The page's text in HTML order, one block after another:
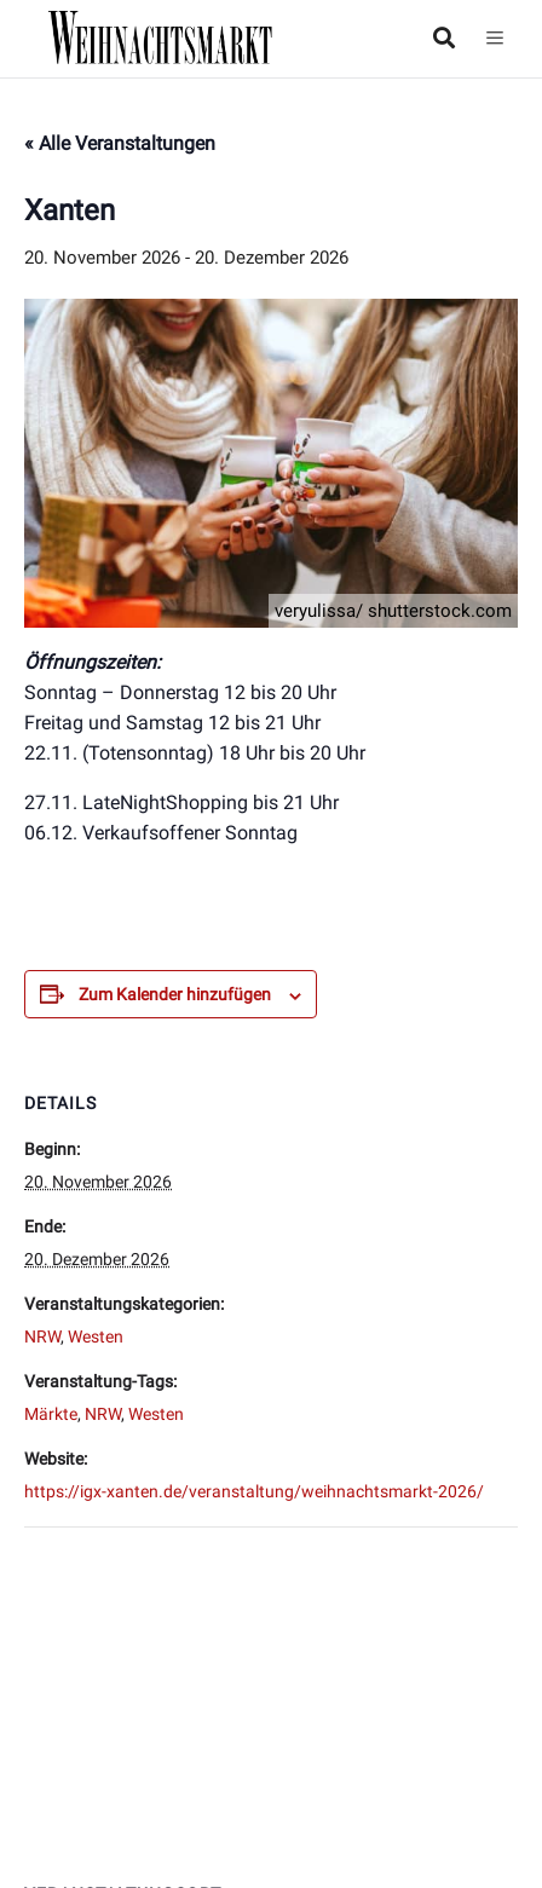
« Alle Veranstaltungen
Xanten
20. November 2026 - 20. Dezember 2026
veryulissa/ shutterstock.com
Öffnungszeiten:
Sonntag – Donnerstag 12 bis 20 Uhr
Freitag und Samstag 12 bis 21 Uhr
22.11. (Totensonntag) 18 Uhr bis 20 Uhr
27.11. LateNightShopping bis 21 Uhr
06.12. Verkaufsoffener Sonntag
Zum Kalender hinzufügen
DETAILS
Beginn:
20. November 2026
Ende:
20. Dezember 2026
Veranstaltungskategorien:
NRW, Westen
Veranstaltung-Tags:
Märkte, NRW, Westen
Website:
https://igx-xanten.de/veranstaltung/weihnachtsmarkt-2026/